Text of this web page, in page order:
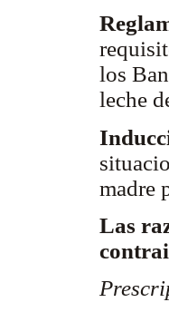
los
leche
madre
Las